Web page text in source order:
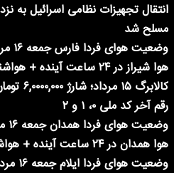
انتقال تجهیزات نظامی اسرائیل به
مسلح شد
هوا شیراز در ۲۴ ساعت آینده + هواشناسی شیراز
رقم آخر کد ملی ۰، ۱ و ۲
هوا همدان در ۲۴ ساعت آینده + هواشناسی همدان